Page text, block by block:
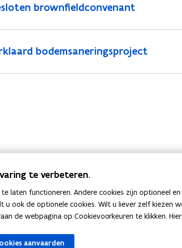
brownfieldconvenant
bodemsaneringsproject
te verbeteren.
laten functioneren. Andere cookies zijn optioneel
ook de optionele cookies. Wilt u liever zelf kiezen
de webpagina op Cookievoorkeuren te klikken.
aanvaarden